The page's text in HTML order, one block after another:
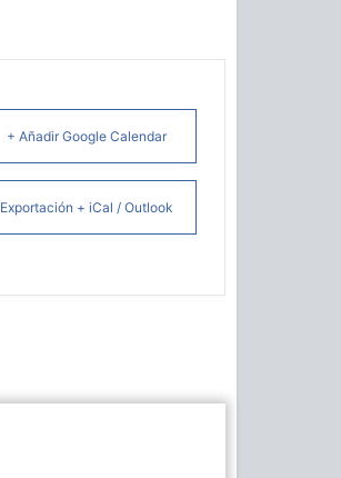
+ Añadir Google Calendar
Exportación + iCal / Outlook